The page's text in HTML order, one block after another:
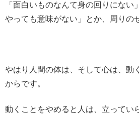
「面白いものなんて身の回りにない
やっても意味がない」とか、周りの
やはり人間の体は、そして心は、動
からです。
動くことをやめると人は、立ってい